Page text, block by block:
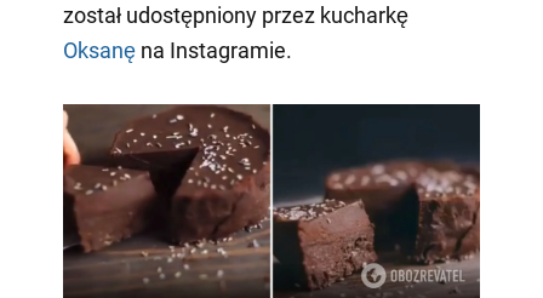
został udostępniony przez kucharkę
Oksanęna Instagramie.